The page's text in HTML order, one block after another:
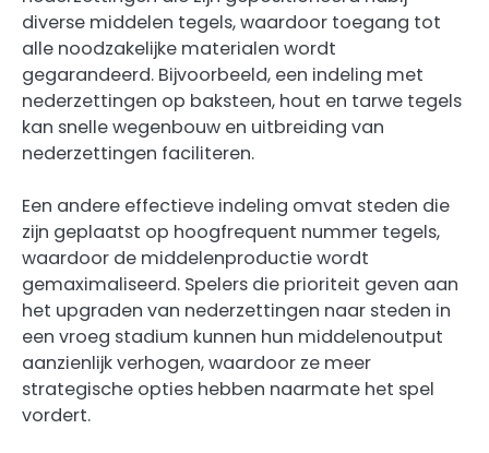
diverse middelen tegels, waardoor toegang tot
alle noodzakelijke materialen wordt
gegarandeerd. Bijvoorbeeld, een indeling met
nederzettingen op baksteen, hout en tarwe tegels
kan snelle wegenbouw en uitbreiding van
nederzettingen faciliteren.
Een andere effectieve indeling omvat steden die
zijn geplaatst op hoogfrequent nummer tegels,
waardoor de middelenproductie wordt
gemaximaliseerd. Spelers die prioriteit geven aan
het upgraden van nederzettingen naar steden in
een vroeg stadium kunnen hun middelenoutput
aanzienlijk verhogen, waardoor ze meer
strategische opties hebben naarmate het spel
vordert.